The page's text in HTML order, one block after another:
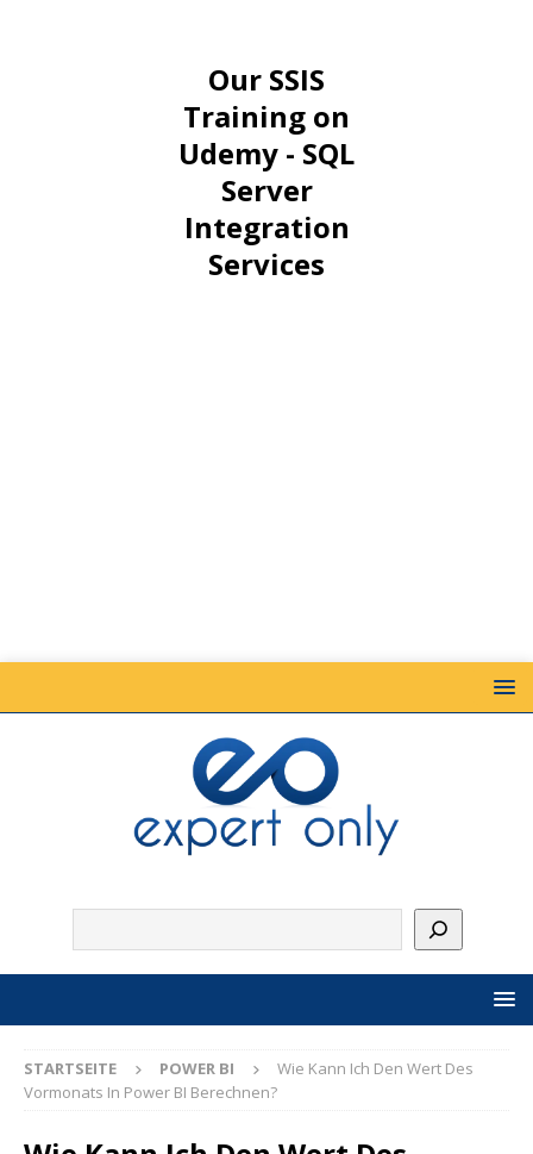
Our SSIS
Training on
Udemy - SQL
Server
Integration
Services
STARTSEITE POWER BI
Wie Kann Ich Den Wert Des
Vormonats In Power BI Berechnen?